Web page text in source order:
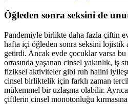
Öğleden sonra seksini de
Pandemiyle birlikte daha fazla çiftin
hafta içi öğleden sonra seksini lojistik
getirdi. Ancak evde çocuklar varsa
ortasında yaşanan cinsel yakınlık, iş
fiziksel aktiviteler gibi ruh halini
cinsel birliktelik için farklı zaman
mükemmel bir uzlaşma olabilir. Ayrıca
çiftlerin cinsel monotonluğu